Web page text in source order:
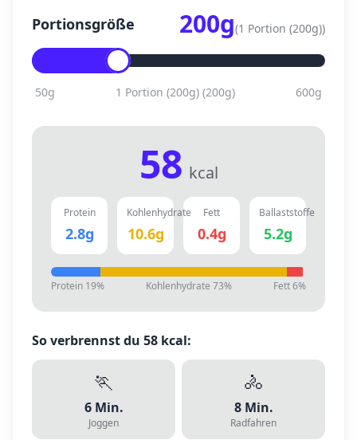
Portionsgröße 200g(1 Portion (200g))
50g 1 Portion (200g) (200g) 600g
58 kcal
Protein
2.8g
Kohlenhydrate
10.6g
Fett
0.4g
Ballaststoffe
5.2g
Protein 19% Kohlenhydrate 73% Fett6%
So verbrennst du 58 kcal:
🏃
6Min.
Joggen
🚴
8Min.
Radfahren